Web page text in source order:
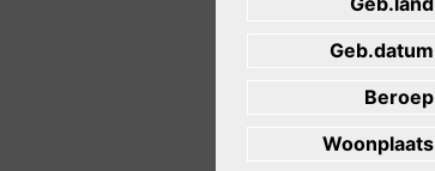
Geb.datum
Beroep
Woonplaats